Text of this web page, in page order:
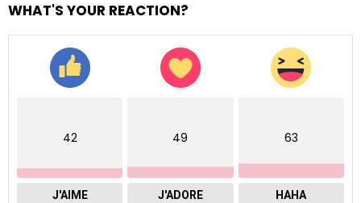
WHAT'S YOUR REACTION?
42
J'AIME
49
J'ADORE
63
HAHA